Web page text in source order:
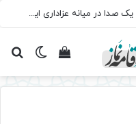
نماز ظهر اربعین؛ هنگامی که اصفهان یک صدا در میانه عزاداری ایستاد
تغییرمشاهده